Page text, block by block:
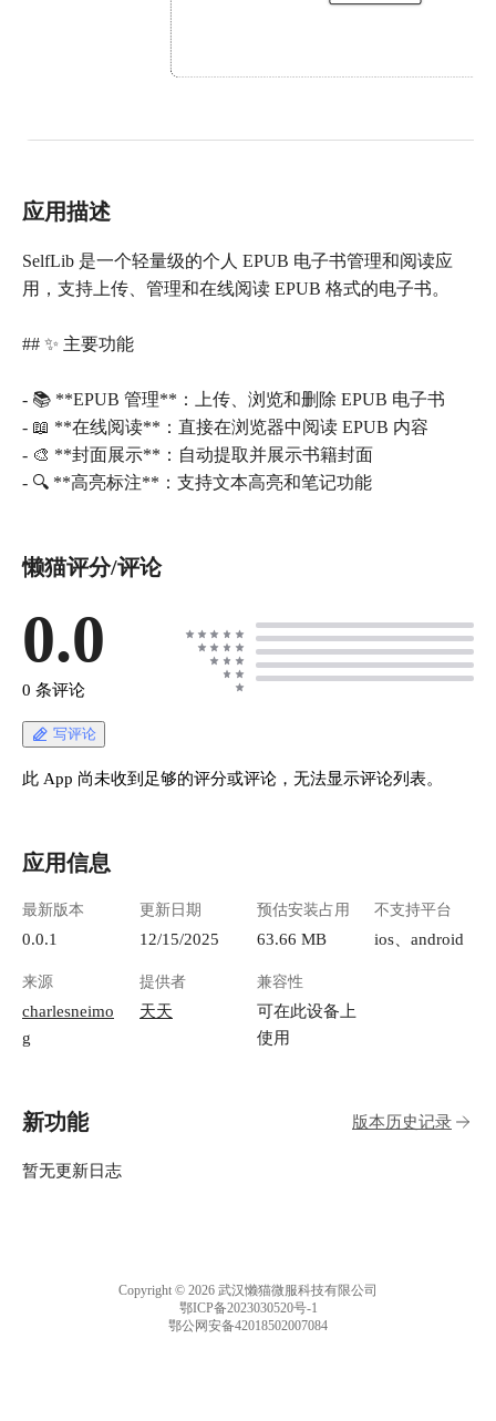
应用描述
SelfLib 是一个轻量级的个人 EPUB 电子书管理和阅读应
用，支持上传、管理和在线阅读 EPUB 格式的电子书。
## ✨ 主要功能
- 📚 **EPUB 管理**：上传、浏览和删除 EPUB 电子书
- 📖 **在线阅读**：直接在浏览器中阅读 EPUB 内容
- 🎨 **封面展示**：自动提取并展示书籍封面
- 🔍 **高亮标注**：支持文本高亮和笔记功能
懒猫评分/评论
0.0
0 条评论
写评论
此 App 尚未收到足够的评分或评论，无法显示评论列表。
应用信息
最新版本
0.0.1
更新日期
12/15/2025
预估安装占用
63.66 MB
不支持平台
ios、android
来源
charlesneimo
g
提供者
天天
兼容性
可在此设备上
使用
新功能 版本历史记录
暂无更新日志
Copyright © 2026 武汉懒猫微服科技有限公司
鄂ICP备2023030520号-1
鄂公网安备42018502007084